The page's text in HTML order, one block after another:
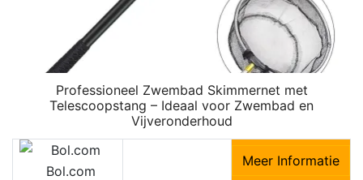
Professioneel Zwembad Skimmernet met
Telescoopstang – Ideaal voor Zwembad en
Vijveronderhoud
Bol.com
Meer Informatie